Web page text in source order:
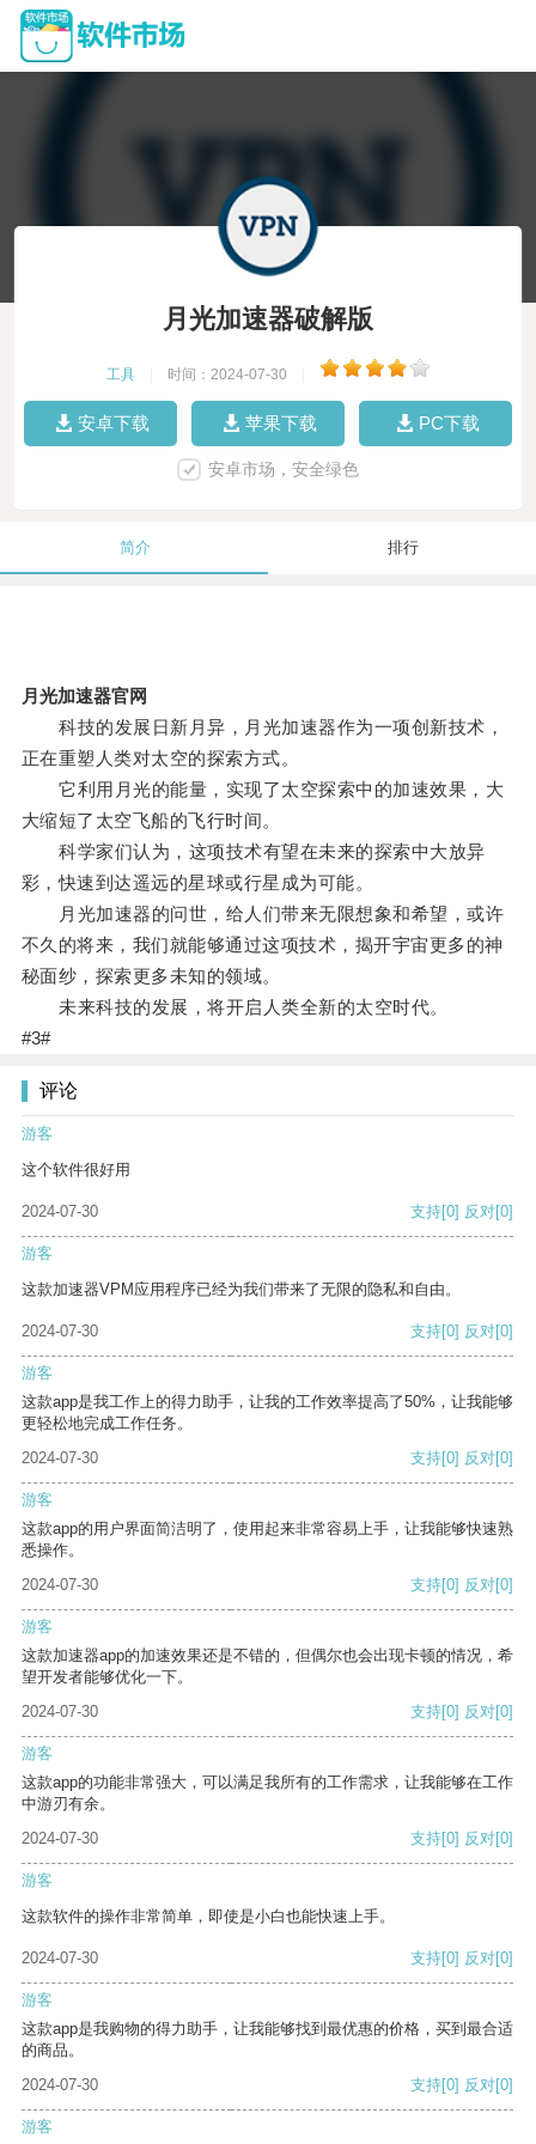
月光加速器破解版
工具 时间：2024-07-30
安卓下载 苹果下载 PC下载
安卓市场，安全绿色
简介 排行
月光加速器官网
科技的发展日新月异，月光加速器作为一项创新技术，
正在重塑人类对太空的探索方式。
它利用月光的能量，实现了太空探索中的加速效果，大
大缩短了太空飞船的飞行时间。
科学家们认为，这项技术有望在未来的探索中大放异
彩，快速到达遥远的星球或行星成为可能。
月光加速器的问世，给人们带来无限想象和希望，或许
不久的将来，我们就能够通过这项技术，揭开宇宙更多的神
秘面纱，探索更多未知的领域。
未来科技的发展，将开启人类全新的太空时代。
#3#
评论
游客
这个软件很好用
2024-07-30 支持[0] 反对[0]
游客
这款加速器VPM应用程序已经为我们带来了无限的隐私和自由。
2024-07-30 支持[0] 反对[0]
游客
这款app是我工作上的得力助手，让我的工作效率提高了50%，让我能够
更轻松地完成工作任务。
2024-07-30
支持[0] 反对[0]
游客
这款app的用户界面简洁明了，使用起来非常容易上手，让我能够快速熟
悉操作。
2024-07-30
支持[0] 反对[0]
游客
这款加速器app的加速效果还是不错的，但偶尔也会出现卡顿的情况，希
望开发者能够优化一下。
2024-07-30
支持[0] 反对[0]
游客
这款app的功能非常强大，可以满足我所有的工作需求，让我能够在工作
中游刃有余。
2024-07-30
支持[0] 反对[0]
游客
这款软件的操作非常简单，即使是小白也能快速上手。
2024-07-30 支持[0] 反对[0]
游客
这款app是我购物的得力助手，让我能够找到最优惠的价格，买到最合适
的商品。
2024-07-30
支持[0] 反对[0]
游客